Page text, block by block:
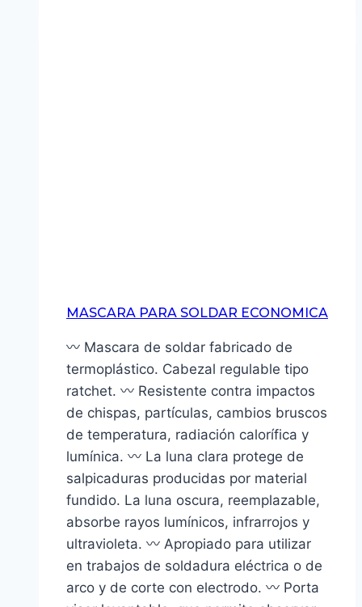
MASCARA PARA SOLDAR ECONOMICA
〰 Mascara de soldar fabricado de
termoplástico. Cabezal regulable tipo
ratchet. 〰 Resistente contra impactos
de chispas, partículas, cambios bruscos
de temperatura, radiación calorífica y
lumínica. 〰 La luna clara protege de
salpicaduras producidas por material
fundido. La luna oscura, reemplazable,
absorbe rayos lumínicos, infrarrojos y
ultravioleta. 〰 Apropiado para utilizar
en trabajos de soldadura eléctrica o de
arco y de corte con electrodo. 〰 Porta